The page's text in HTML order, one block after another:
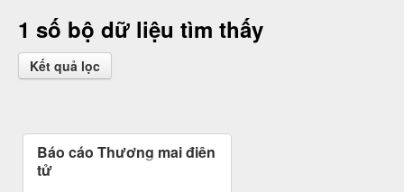
1 số bộ dữ liệu tìm thấy
Kết quả lọc
Báo cáo Thương mại điện
tử